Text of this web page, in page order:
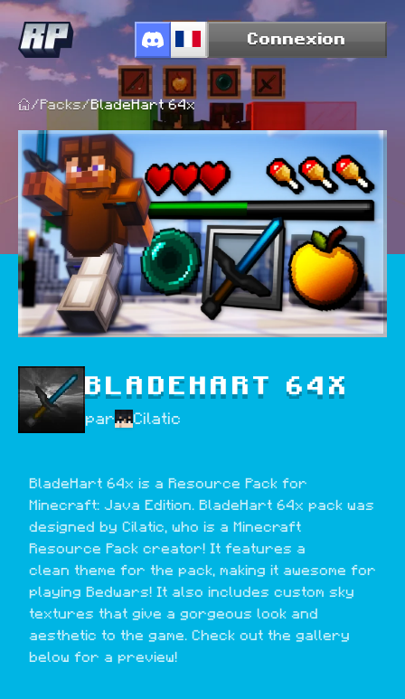
Connexion
/ Packs/BladeHart 64x
BLADEHART 64X
par Cilatic
BladeHart 64x is a Resource Pack for
Minecraft: Java Edition. BladeHart 64x pack was
designed by Cilatic, who is a Minecraft
Resource Pack creator! It features a
clean theme for the pack, making it awesome for
playing Bedwars! It also includes custom sky
textures that give a gorgeous look and
aesthetic to the game. Check out the gallery
below for a preview!